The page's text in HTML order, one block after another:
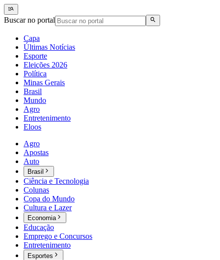
Buscar no portal
Capa
Últimas Notícias
Esporte
Eleições 2026
Política
Minas Gerais
Brasil
Mundo
Agro
Entretenimento
Eloos
Agro
Apostas
Auto
Brasil
Ciência e Tecnologia
Colunas
Copa do Mundo
Cultura e Lazer
Economia
Educação
Emprego e Concursos
Entretenimento
Esportes